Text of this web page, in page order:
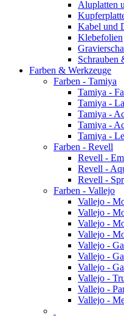
Aluplatten
Kabel und
Klebefolien
Schrauben
Farben & Werkzeuge
Farben - Tamiya
Tamiya -
Tamiya -
Tamiya -
Tamiya -
Tamiya -
Farben - Revell
Revell -
Revell -
Revell -
Farben - Vallejo
Vallejo -
Vallejo -
Vallejo -
Vallejo -
Vallejo -
Vallejo -
Vallejo -
Vallejo -
Vallejo -
Vallejo -